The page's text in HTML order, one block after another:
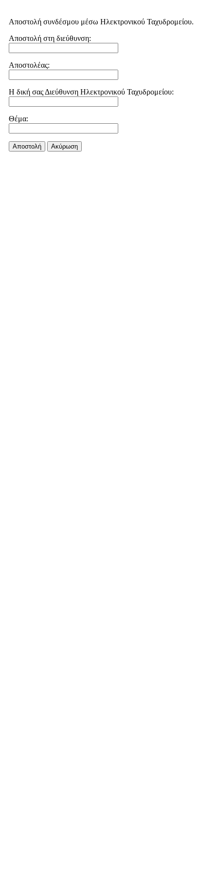
Αποστολή συνδέσμου μέσω Ηλεκτρονικού Ταχυδρομείου.
Αποστολή στη διεύθυνση:
Αποστολέας:
Η δική σας Διεύθυνση Ηλεκτρονικού Ταχυδρομείου:
Θέμα:
Αποστολή Aκύρωση